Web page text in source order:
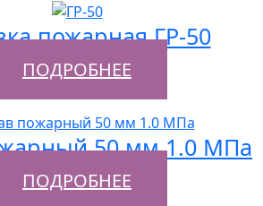
пожарная ГР-50
ПОДРОБНЕЕ
50 мм 1.0 МПа
ПОДРОБНЕЕ